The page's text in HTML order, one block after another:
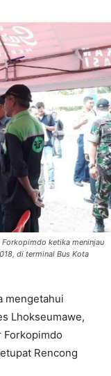
Forkopimdo ketika meninjau
di terminal Bus Kota
mengetahui
Lhokseumawe,
Forkopimdo
Rencong